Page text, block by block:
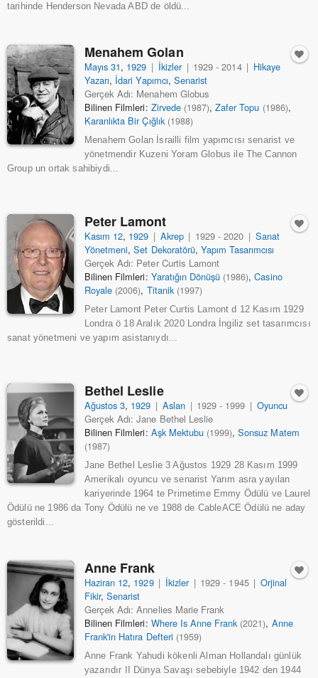
tarihinde Henderson Nevada ABD de öldü...
Menahem Golan
Mayıs 31, 1929 | İkizler | 1929 - 2014 | Hikaye
Yazarı, İdari Yapımcı, Senarist
Gerçek Adı: Menahem Globus
Bilinen Filmleri: Zirvede (1987),Zafer Topu (1986),
Karanlıkta Bir Çığlık (1988)
Menahem Golan İsrailli film yapımcısı senarist ve
yönetmendir Kuzeni Yoram Globus ile The Cannon
Group un ortak sahibiydi...
Peter Lamont
Kasım 12, 1929 | Akrep | 1929 - 2020 | Sanat
Yönetmeni,Set Dekoratörü, Yapım Tasarımcısı
Gerçek Adı: Peter Curtis Lamont
Bilinen Filmleri: Yaratığın Dönüşü (1986),Casino
Royale (2006), Titanik (1997)
Peter Lamont Peter Curtis Lamont d 12 Kasım 1929
Londra ö 18 Aralık 2020 Londra İngiliz set tasarımcısı
sanat yönetmeni ve yapım asistanıydı...
Bethel Leslie
Ağustos 3, 1929 | Aslan | 1929 - 1999 | Oyuncu
Gerçek Adı: Jane Bethel Leslie
Bilinen Filmleri: Aşk Mektubu (1999),Sonsuz Matem
(1987)
Jane Bethel Leslie 3 Ağustos 1929 28 Kasım 1999
Amerikalı oyuncu ve senarist Yarım asra yayılan
kariyerinde 1964 te Primetime Emmy Ödülü ve Laurel
Ödülü ne 1986 da Tony Ödülü ne ve 1988 de CableACE Ödülü ne aday
gösterildi...
Anne Frank
Haziran 12, 1929 | İkizler | 1929 - 1945 | Orjinal
Fikir,Senarist
Gerçek Adı: Annelies Marie Frank
Bilinen Filmleri: Where Is Anne Frank (2021), Anne
Frank'in Hatıra Defteri (1959)
Anne Frank Yahudi kökenli Alman Hollandalı günlük
yazarıdır II Dünya Savaşı sebebiyle 1942 den 1944